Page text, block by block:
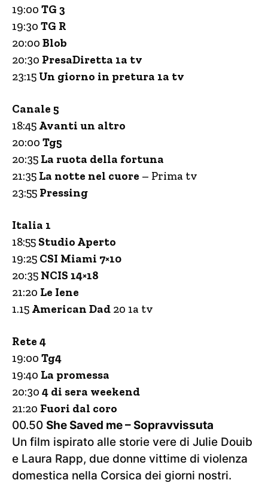
19:00 TG 3
19:30 TG R
20:00 Blob
20:30 PresaDiretta 1a tv
23:15 Un giorno in pretura 1a tv
Canale 5
18:45 Avanti un altro
20:00 Tg5
20:35 La ruota della fortuna
21:35 La notte nel cuore – Prima tv
23:55 Pressing
Italia 1
18:55 Studio Aperto
19:25 CSI Miami 7×10
20:35 NCIS 14×18
21:20 Le Iene
1.15 American Dad 20 1a tv
Rete 4
19:00 Tg4
19:40 La promessa
20:30 4 di sera weekend
21:20 Fuori dal coro
00.50 She Saved me – Sopravvissuta
Un film ispirato alle storie vere di Julie Douib
e Laura Rapp, due donne vittime di violenza
domestica nella Corsica dei giorni nostri.